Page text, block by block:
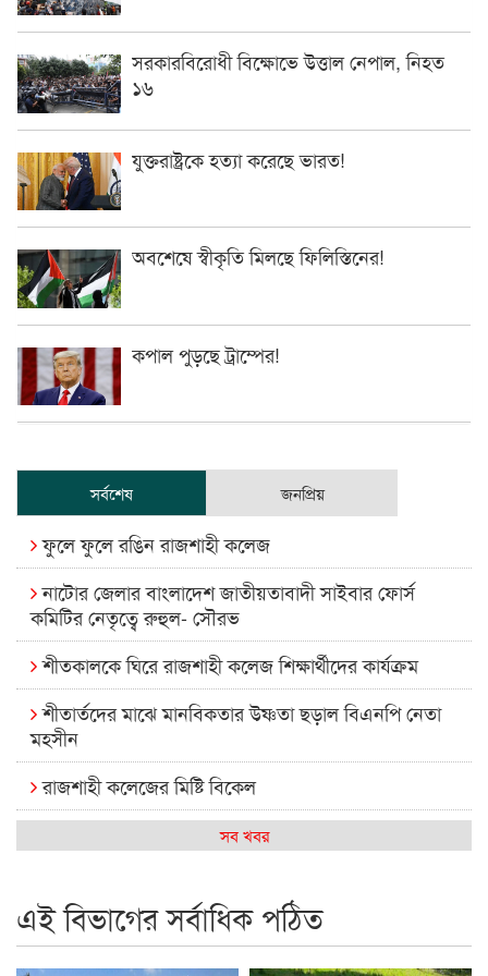
সরকারবিরোধী বিক্ষোভে উত্তাল নেপাল, নিহত
১৬
যুক্তরাষ্ট্রকে হত্যা করেছে ভারত!
অবশেষে স্বীকৃতি মিলছে ফিলিস্তিনের!
কপাল পুড়ছে ট্রাম্পের!
সর্বশেষ জনপ্রিয়
ফুলে ফুলে রঙিন রাজশাহী কলেজ
নাটোর জেলার বাংলাদেশ জাতীয়তাবাদী সাইবার ফোর্স
কমিটির নেতৃত্বে রুহুল- সৌরভ
শীতকালকে ঘিরে রাজশাহী কলেজ শিক্ষার্থীদের কার্যক্রম
শীতার্তদের মাঝে মানবিকতার উষ্ণতা ছড়াল বিএনপি নেতা
মহসীন
রাজশাহী কলেজের মিষ্টি বিকেল
কেমন আছে আমাদের দেশের মধ্যবিত্তরা
রাজশাইন একাডেমির ফল প্রকাশ ও পুরস্কার বিতরণ
সব খবর
এই বিভাগের সর্বাধিক পঠিত